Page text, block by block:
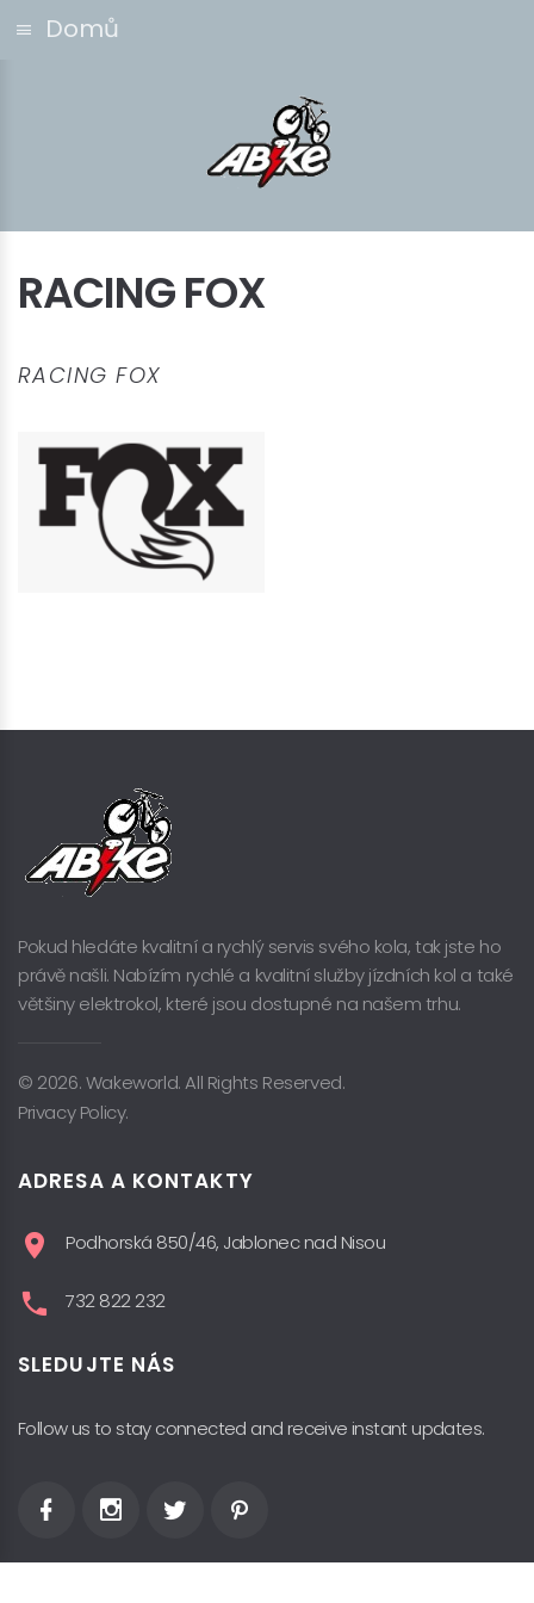
Domů
RACING FOX
RACING FOX
Pokud hledáte kvalitní a rychlý servis svého kola, tak jste ho
právě našli. Nabízím rychlé a kvalitní služby jízdních kol a také
většiny elektrokol, které jsou dostupné na našem trhu.
© 2026. Wakeworld. All Rights Reserved.
Privacy Policy.
ADRESA A KONTAKTY
Podhorská 850/46, Jablonec nad Nisou
732 822 232
SLEDUJTE NÁS
Follow us to stay connected and receive instant updates.